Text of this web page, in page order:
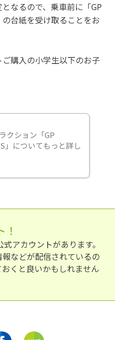
なるので、乗車前に「GP
台紙を受け取ることをお
購入の小学生以下のお子
クション「GP
」についてもっと詳し
アカウントがあります。
などが配信されているの
くと良いかもしれません